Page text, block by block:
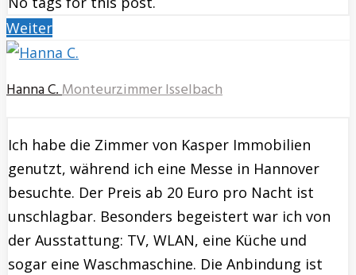
Weiter
Hanna C.Monteurzimmer Isselbach
Ich habe die Zimmer von Kasper Immobilien
genutzt, während ich eine Messe in Hannover
besuchte. Der Preis ab 20 Euro pro Nacht ist
unschlagbar. Besonders begeistert war ich von
der Ausstattung: TV, WLAN, eine Küche und
sogar eine Waschmaschine. Die Anbindung ist